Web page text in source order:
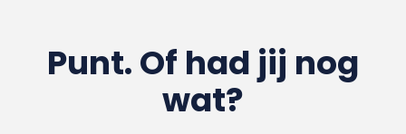
Punt. Of had jij nog
wat?